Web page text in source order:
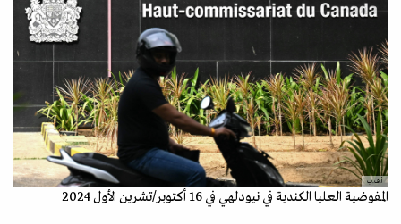
أ.ف.ب
المفوضية العليا الكندية في نيودلهي في 16 أكتوبر/تشرين الأول 2024